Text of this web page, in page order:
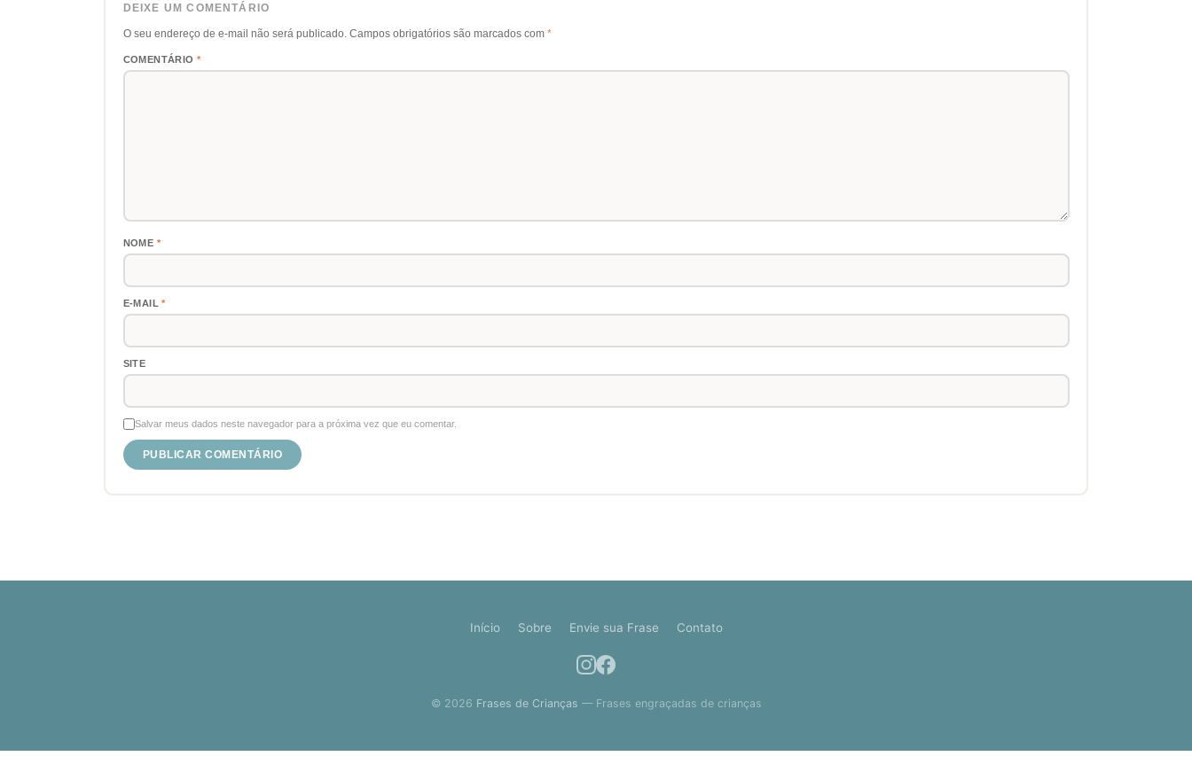
DEIXE UM COMENTÁRIO
O seu endereço de e-mail não será publicado. Campos obrigatórios são marcados com *
COMENTÁRIO *
NOME *
E-MAIL*
SITE
Salvar meus dados neste navegador para a próxima vez que eu comentar.
Início Sobre Envie sua Frase Contato
© 2026 Frases de Crianças — Frases engraçadas de crianças